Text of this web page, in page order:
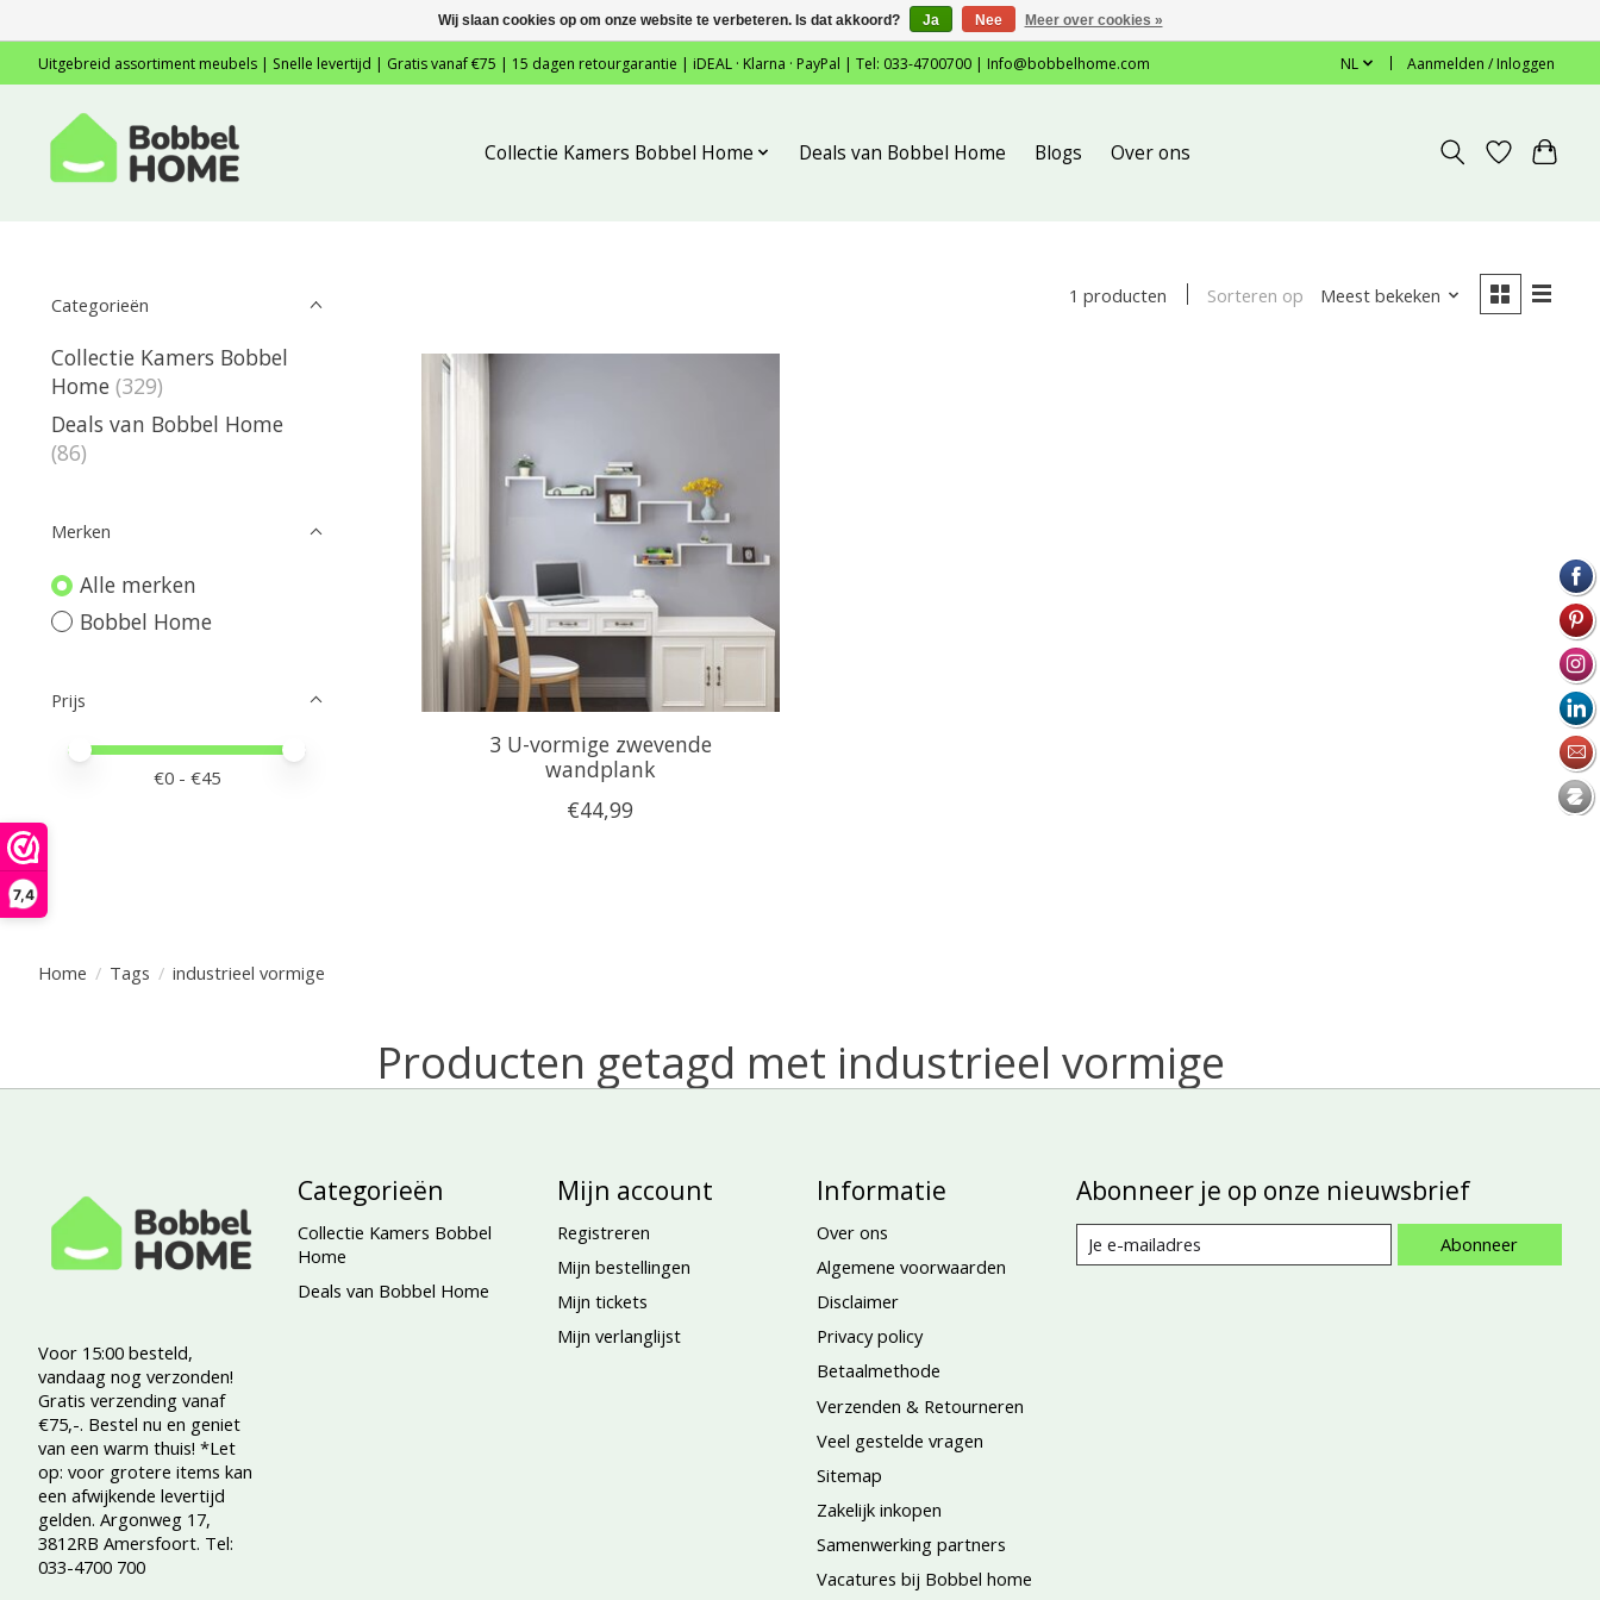
7,4
Uitgebreid assortiment meubels | Snelle levertijd | Gratis vanaf €75 | 15 dagen retourgarantie | iDEAL · Klarna · PayPal | Tel: 033-4700700 | Info@bobbelhome.com NL Aanmelden / Inloggen
Collectie Kamers Bobbel Home Deals van Bobbel Home Blogs Over ons
Home / Tags / industrieel vormige
Producten getagd met industrieel vormige
Categorieën
Collectie Kamers Bobbel
Home (329)
Deals van Bobbel Home
(86)
Merken
Alle merken
Bobbel Home
Prijs
Minimale prijswaarde
Price maximum value
€0 - €45
1 producten Sorteren op Meest bekeken
3 U-vormige zwevende
wandplank
€44,99
Voor 15:00 besteld,
vandaag nog verzonden!
Gratis verzending vanaf
€75,-. Bestel nu en geniet
van een warm thuis! *Let
op: voor grotere items kan
een afwijkende levertijd
gelden. Argonweg 17,
3812RB Amersfoort. Tel:
033-4700 700
Categorieën
Collectie Kamers Bobbel
Home
Deals van Bobbel Home
Mijn account
Registreren
Mijn bestellingen
Mijn tickets
Mijn verlanglijst
Informatie
Over ons
Algemene voorwaarden
Disclaimer
Privacy policy
Betaalmethode
Verzenden & Retourneren
Veel gestelde vragen
Sitemap
Zakelijk inkopen
Samenwerking partners
Vacatures bij Bobbel home
Abonneer je op onze nieuwsbrief
Abonneer
Wij slaan cookies op om onze website te verbeteren. Is dat akkoord? Ja Nee Meer over cookies »